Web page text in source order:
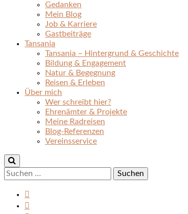
Gedanken
Mein Blog
Job & Karriere
Gastbeiträge
Tansania
Tansania – Hintergrund & Geschichte
Bildung & Engagement
Natur & Begegnung
Reisen & Erleben
Über mich
Wer schreibt hier?
Ehrenämter & Projekte
Meine Radreisen
Blog-Referenzen
Vereinsservice
Suchen
nach: